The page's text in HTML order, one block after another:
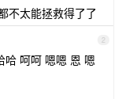
不太能拯救得了了
2
哈 呵呵 嗯嗯 恩 嗯